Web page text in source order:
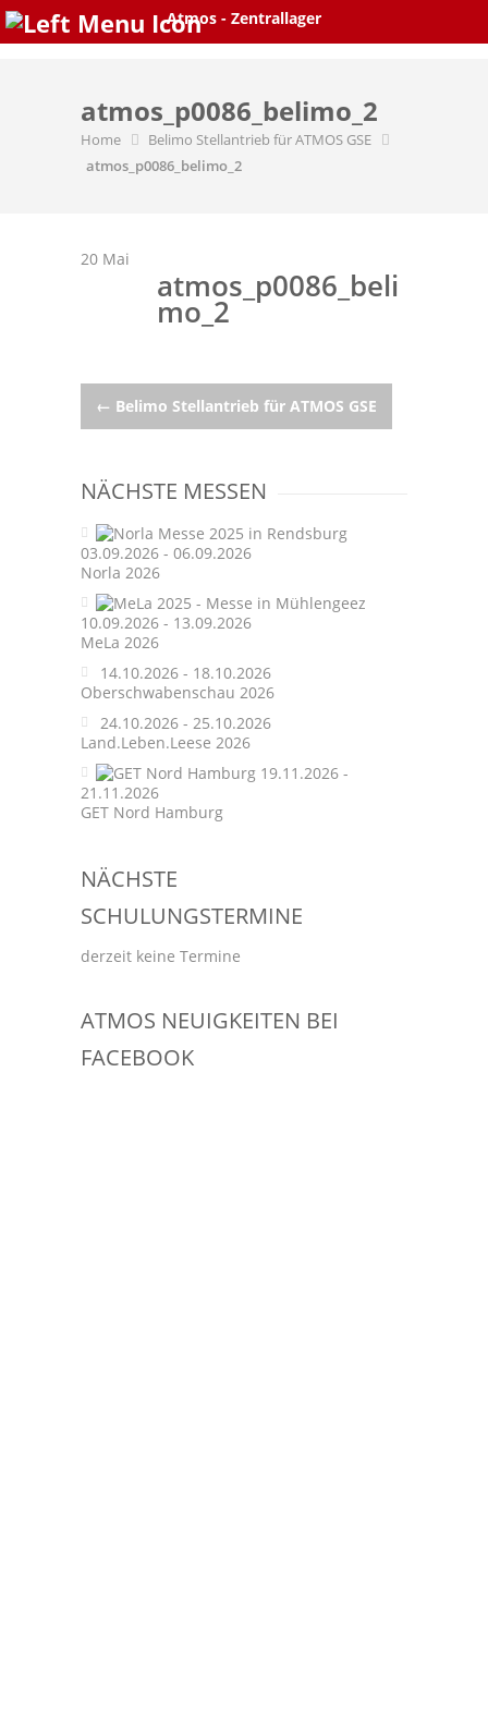
Skip
atmos_p0086_belimo_2
Home
Belimo Stellantrieb für ATMOS GSE
atmos_p0086_belimo_2
20 Mai
atmos_p0086_beli
mo_2
Post
← Belimo Stellantrieb für ATMOS GSE
NÄCHSTE MESSEN
03.09.2026 - 06.09.2026
Norla 2026
10.09.2026 - 13.09.2026
MeLa 2026
14.10.2026 - 18.10.2026
Oberschwabenschau 2026
24.10.2026 - 25.10.2026
Land.Leben.Leese 2026
19.11.2026 -
21.11.2026
GET Nord Hamburg
NÄCHSTE
SCHULUNGSTERMINE
derzeit keine Termine
ATMOS NEUIGKEITEN BEI
FACEBOOK
Atmos - Zentrallager